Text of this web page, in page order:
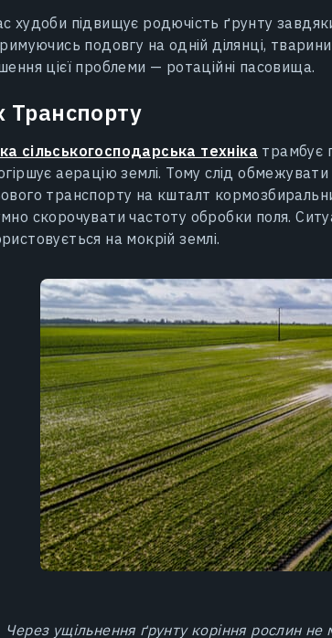
худоби підвищує родючість ґрунту
подовгу на одній ділянці,
цієї проблеми — ротаційні пасовища.
Транспорту
сільськогосподарська техніка трамбує
аерацію землі. Тому слід
транспорту на кшталт
скорочувати частоту обробки поля.
на мокрій землі.
Через ущільнення ґрунту коріння рослин